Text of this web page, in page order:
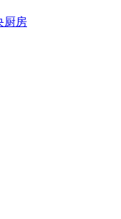
厨房